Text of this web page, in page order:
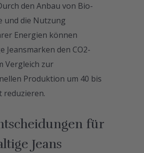
den Anbau von Bio-
und die Nutzung
Energien können
Jeansmarken den CO2-
Vergleich zur
Produktion um 40 bis
reduzieren.
für
Jeans